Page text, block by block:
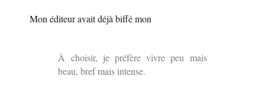
Mon éditeur avait déjà biffé mon
À choisir, je préfère vivre peu mais
beau, bref mais intense.